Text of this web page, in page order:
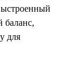
баланс,
для